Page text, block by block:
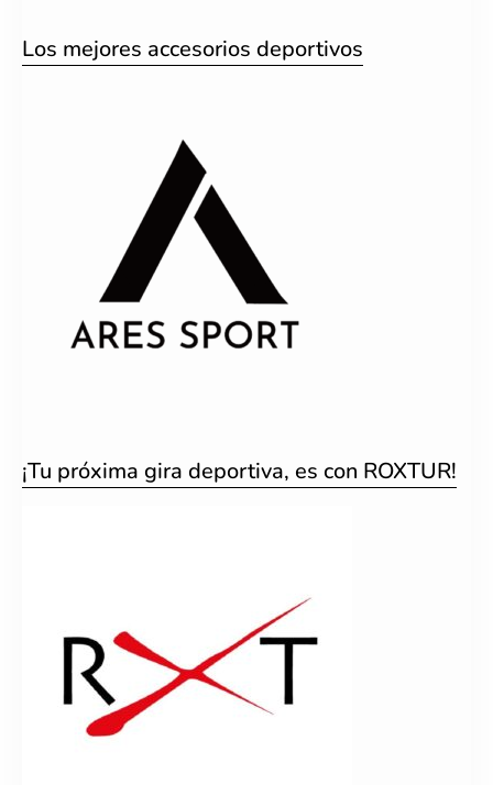
Los mejores accesorios deportivos
¡Tu próxima gira deportiva, es con ROXTUR!